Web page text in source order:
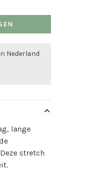
Nederland
lange
stretch